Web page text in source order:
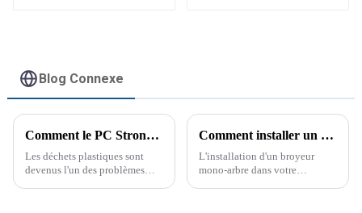
Blog Connexe
Comment le PC Strong Crusher transforme le recyclage du plastique
Les déchets plastiques sont
devenus l'un des problèmes
Comment installer un broyeur à arbre unique
L'installation d'un broyeur
mono-arbre dans votre